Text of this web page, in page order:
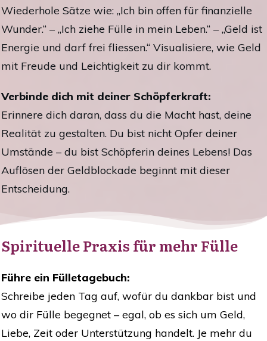
Wiederhole Sätze wie: „Ich bin offen für finanzielle
Wunder.“ – „Ich ziehe Fülle in mein Leben.“ – „Geld ist
Energie und darf frei fliessen.“ Visualisiere, wie Geld
mit Freude und Leichtigkeit zu dir kommt.
Verbinde dich mit deiner Schöpferkraft:
Erinnere dich daran, dass du die Macht hast, deine
Realität zu gestalten. Du bist nicht Opfer deiner
Umstände – du bist Schöpferin deines Lebens! Das
Auflösen der Geldblockade beginnt mit dieser
Entscheidung.
Spirituelle Praxis für mehr Fülle
Führe ein Fülletagebuch:
Schreibe jeden Tag auf, wofür du dankbar bist und
wo dir Fülle begegnet – egal, ob es sich um Geld,
Liebe, Zeit oder Unterstützung handelt. Je mehr du